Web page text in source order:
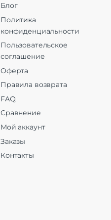
Блог
Политика
конфиденциальности
Пользовательское
соглашение
Оферта
Правила возврата
FAQ
Сравнение
Мой аккаунт
Заказы
Контакты